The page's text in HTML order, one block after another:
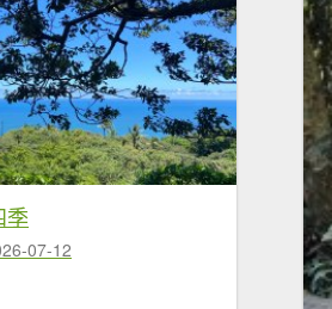
季
07-12